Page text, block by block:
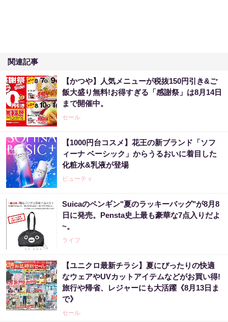
関連記事
【かつや】人気メニューが税抜150円引き&ご
飯大盛り無料!お得すぎる「感謝祭」は8月14日
まで開催中。
セール
【1000円台コスメ】花王の新ブランド「ソフ
ィーナ ベーシック」からうるおいに着目した
化粧水&乳液が登場
ビューティ
Suicaのペンギン"夏のラッキーバッグ"が8月8
日に発売。Pensta史上最も豪華な7点入りだよ
~。
ライフ
【ユニクロ最新チラシ】夏にぴったりの快適
なウェアやUVカットアイテムなどがお買い得!
旅行や帰省、レジャーにも大活躍《8月13日ま
で》
セール